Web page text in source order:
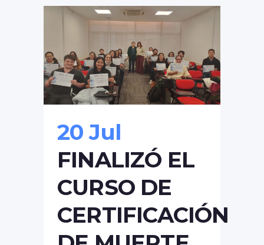
20 Jul
FINALIZÓ EL
CURSO DE
CERTIFICACIÓN